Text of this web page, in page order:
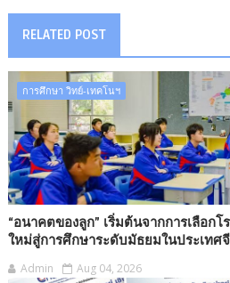
RELATED POST
การศึกษา วิทย์-เทคโนฯ
“อนาคตของลูก” เริ่มต้นจากการเลือกโ
ใหม่สู่การศึกษาระดับมัธยมในประเทศ
Admin Aug 04, 2026